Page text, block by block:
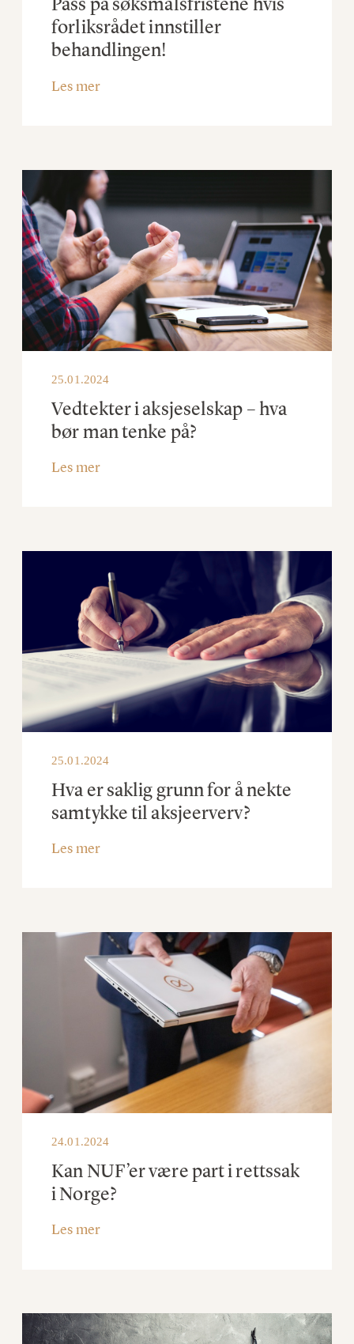
forliksrådet innstiller
behandlingen!
Les mer
25.01.2024
Vedtekter i aksjeselskap – hva
bør man tenke på?
Les mer
25.01.2024
Hva er saklig grunn for å nekte
samtykke til aksjeerverv?
Les mer
24.01.2024
Kan NUF’er være part i rettssak
i Norge?
Les mer